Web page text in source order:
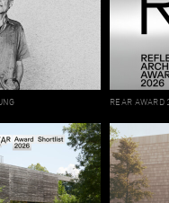
REAR AWARD